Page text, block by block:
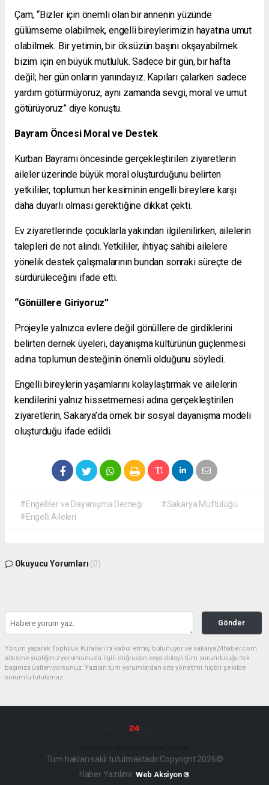
Çam, “Bizler için önemli olan bir annenin yüzünde
gülümseme olabilmek, engelli bireylerimizin hayatına umut
olabilmek. Bir yetimin, bir öksüzün başını okşayabilmek
bizim için en büyük mutluluk. Sadece bir gün, bir hafta
değil; her gün onların yanındayız. Kapıları çalarken sadece
yardım götürmüyoruz, aynı zamanda sevgi, moral ve umut
götürüyoruz” diye konuştu.
Bayram Öncesi Moral ve Destek
Kurban Bayramı öncesinde gerçekleştirilen ziyaretlerin
aileler üzerinde büyük moral oluşturduğunu belirten
yetkililer, toplumun her kesiminin engelli bireylere karşı
daha duyarlı olması gerektiğine dikkat çekti.
Ev ziyaretlerinde çocuklarla yakından ilgilenilirken, ailelerin
talepleri de not alındı. Yetkililer, ihtiyaç sahibi ailelere
yönelik destek çalışmalarının bundan sonraki süreçte de
sürdürüleceğini ifade etti.
“Gönüllere Giriyoruz”
Projeyle yalnızca evlere değil gönüllere de girdiklerini
belirten dernek üyeleri, dayanışma kültürünün güçlenmesi
adına toplumun desteğinin önemli olduğunu söyledi.
Engelli bireylerin yaşamlarını kolaylaştırmak ve ailelerin
kendilerini yalnız hissetmemesi adına gerçekleştirilen
ziyaretlerin, Sakarya’da örnek bir sosyal dayanışma modeli
oluşturduğu ifade edildi.
#Engelliler ve Dayanışma Derneği
#Sakarya Müftülüğü
#Engelli Aileleri
Okuyucu Yorumları (0)
Gönder
Yorum yazarak Topluluk Kuralları’nı kabul etmiş bulunuyor ve sakarya24haber.com
sitesine yaptığınız yorumunuzla ilgili doğrudan veya dolaylı tüm sorumluluğu tek
başınıza üstleniyorsunuz. Yazılan tüm yorumlardan site yönetimi hiçbir şekilde
sorumlu tutulamaz.
Tüm hakları saklı tutulmaktadır.Copyright 2026©
Haber Yazılımı: Web Aksiyon ®